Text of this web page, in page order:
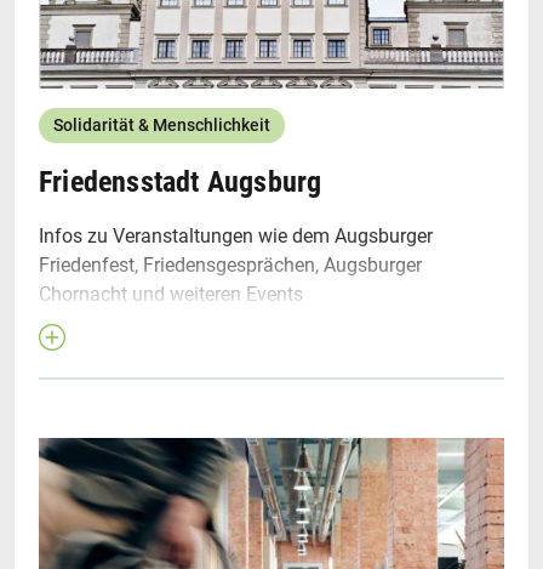
Solidarität & Menschlichkeit
Friedensstadt Augsburg
Infos zu Veranstaltungen wie dem Augsburger
Friedenfest, Friedensgesprächen, Augsburger
Chornacht und weiteren Events
Friedenstadt Augsburg
Ukraine-Hotline/Hilfsangebote